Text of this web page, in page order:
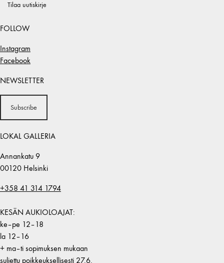
Tilaa uutiskirje
FOLLOW
Instagram
Facebook
NEWSLETTER
Subscribe
LOKAL GALLERIA
Annankatu 9
00120 Helsinki
+358 41 314 1794
KESÄN AUKIOLOAJAT:
ke–pe 12–18
la 12–16
+ ma–ti sopimuksen mukaan
suljettu poikkeuksellisesti 27.6.